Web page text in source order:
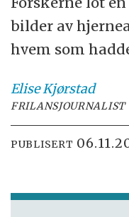
bilder av
hvem som
EliseKjørstad
FRILANSJOURNALIST
PUBLISERT